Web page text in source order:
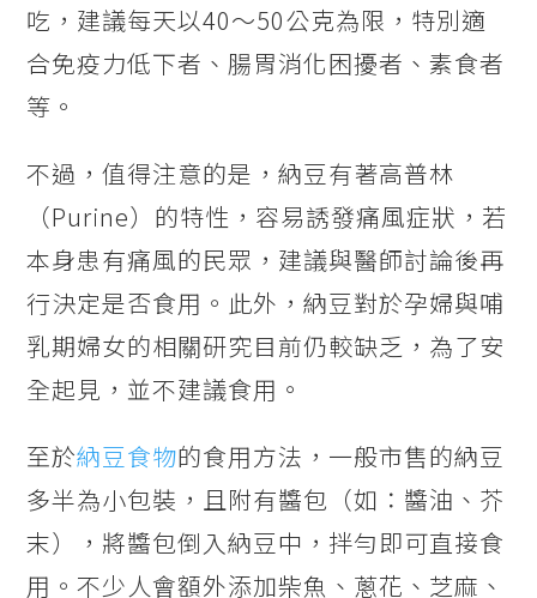
吃，建議每天以40～50公克為限，特別適
合免疫力低下者、腸胃消化困擾者、素食者
等。
不過，值得注意的是，納豆有著高普林
（Purine）的特性，容易誘發痛風症狀，若
本身患有痛風的民眾，建議與醫師討論後再
行決定是否食用。此外，納豆對於孕婦與哺
乳期婦女的相關研究目前仍較缺乏，為了安
全起見，並不建議食用。
至於納豆食物的食用方法，一般市售的納豆
多半為小包裝，且附有醬包（如：醬油、芥
末），將醬包倒入納豆中，拌勻即可直接食
用。不少人會額外添加柴魚、蔥花、芝麻、